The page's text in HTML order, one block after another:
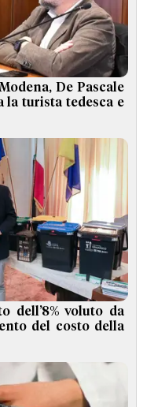
De Pascale
la turista tedesca e
dell’8% voluto da
del costo della